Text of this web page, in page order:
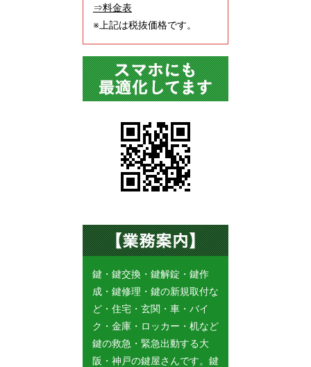
⇒料金表
※上記は税抜価格です。
鍵・鍵交換・鍵解錠・鍵作
成・鍵修理・鍵の新規取付な
ど・住宅・玄関・車・バイ
ク・金庫・ロッカー・机など
鍵の救急・緊急出動する大
阪・神戸の鍵屋さんです。鍵